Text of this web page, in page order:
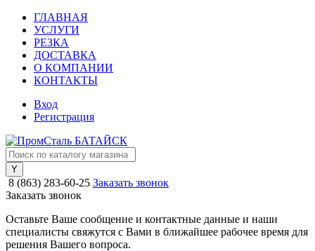
ГЛАВНАЯ
УСЛУГИ
РЕЗКА
ДОСТАВКА
О КОМПАНИИ
КОНТАКТЫ
Вход
Регистрация
8 (863) 283-60-25 Заказать звонок
Заказать звонок
Оставьте Ваше сообщение и контактные данные и наши
специалисты свяжутся с Вами в ближайшее рабочее время для
решения Вашего вопроса.